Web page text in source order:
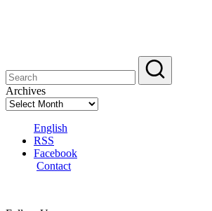
Archives
English
RSS
Facebook
Contact